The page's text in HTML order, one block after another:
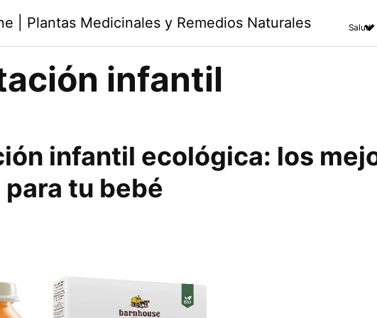
| Plantas Medicinales y Remedios Naturales Salud
infantil
infantil ecológica: los
tu bebé